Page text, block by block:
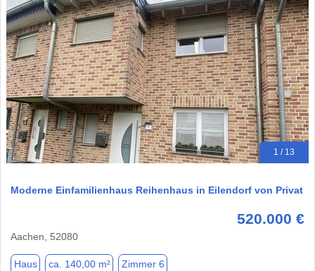
1 / 13
Moderne Einfamilienhaus Reihenhaus in Eilendorf von Privat
520.000 €
Aachen, 52080
Haus ca. 140,00 m² Zimmer 6